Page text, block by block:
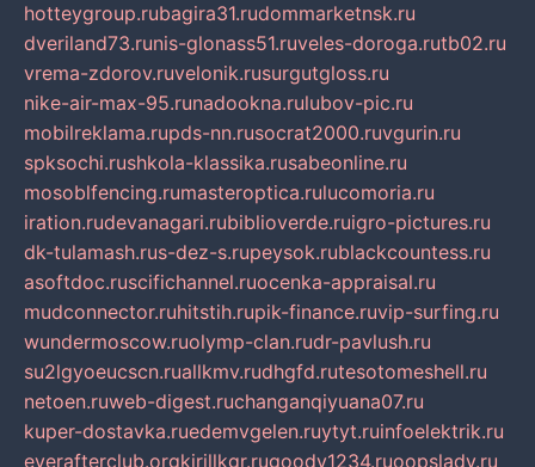
hotteygroup.rubagira31.rudommarketnsk.ru
dveriland73.runis-glonass51.ruveles-doroga.rutb02.ru
vrema-zdorov.ruvelonik.rusurgutgloss.ru
nike-air-max-95.runadookna.rulubov-pic.ru
mobilreklama.rupds-nn.rusocrat2000.ruvgurin.ru
spksochi.rushkola-klassika.rusabeonline.ru
mosoblfencing.rumasteroptica.rulucomoria.ru
iration.rudevanagari.rubiblioverde.ruigro-pictures.ru
dk-tulamash.rus-dez-s.rupeysok.rublackcountess.ru
asoftdoc.ruscifichannel.ruocenka-appraisal.ru
mudconnector.ruhitstih.rupik-finance.ruvip-surfing.ru
wundermoscow.ruolymp-clan.rudr-pavlush.ru
su2lgyoeucscn.ruallkmv.rudhgfd.rutesotomeshell.ru
netoen.ruweb-digest.ruchanganqiyuana07.ru
kuper-dostavka.ruedemvgelen.ruytyt.ruinfoelektrik.ru
everafterclub.orgkirillkgr.rugoodv1234.ruoopslady.ru